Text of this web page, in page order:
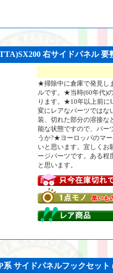
右サイドパネル 要
★掃除中に倉庫で発見し
ルです。★当時(60年代)
ります。★10年以上前に
変にレアなパーツではな
装、切れた部分の溶接な
能な状態ですので、パー
うか?★ヨーロッパのマ
いと思います。宜しく
ージパーツです。ある程
と思います。
サイドパネルフックセット